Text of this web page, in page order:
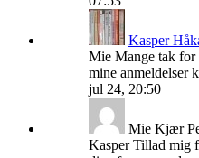
Kasper
Mie Mange tak
mine anmeldelser
jul 24, 20:50
Mie Kjær
Kasper Tillad mig